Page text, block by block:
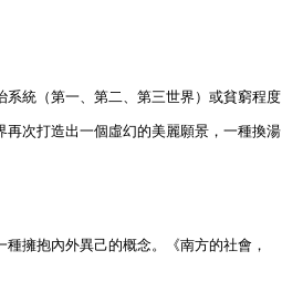
系統（第一、第二、第三世界）或貧窮程度
再次打造出一個虛幻的美麗願景，一種換湯
擁抱內外異己的概念。《南方的社會，